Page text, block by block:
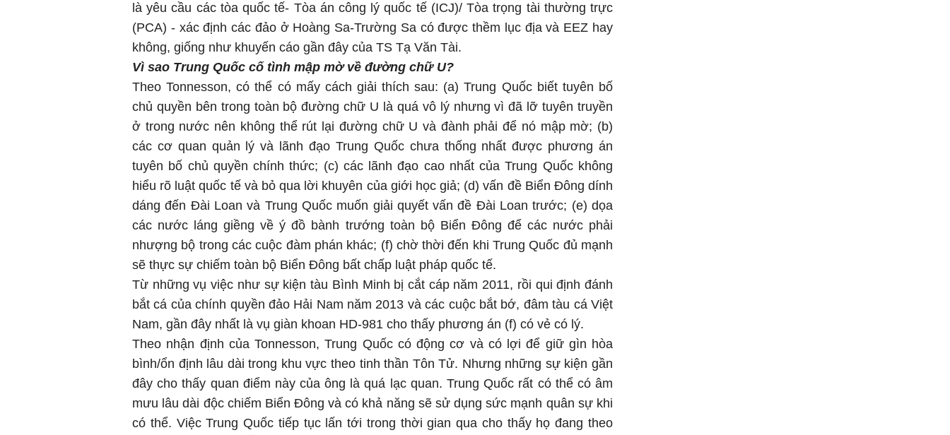
là yêu cầu các tòa quốc tế- Tòa án công lý quốc tế (ICJ)/ Tòa trọng tài thường trực
(PCA) - xác định các đảo ở Hoàng Sa-Trường Sa có được thềm lục địa và EEZ hay
không, giống như khuyến cáo gần đây của TS Tạ Văn Tài.
Vì sao Trung Quốc cố tình mập mờ về đường chữ U?
Theo Tonnesson, có thể có mấy cách giải thích sau: (a) Trung Quốc biết tuyên bố
chủ quyền bên trong toàn bộ đường chữ U là quá vô lý nhưng vì đã lỡ tuyên truyền
ở trong nước nên không thể rút lại đường chữ U và đành phải để nó mập mờ; (b)
các cơ quan quản lý và lãnh đạo Trung Quốc chưa thống nhất được phương án
tuyên bố chủ quyền chính thức; (c) các lãnh đạo cao nhất của Trung Quốc không
hiểu rõ luật quốc tế và bỏ qua lời khuyên của giới học giả; (d) vấn đề Biển Đông dính
dáng đến Đài Loan và Trung Quốc muốn giải quyết vấn đề Đài Loan trước; (e) dọa
các nước láng giềng về ý đồ bành trướng toàn bộ Biển Đông để các nước phải
nhượng bộ trong các cuộc đàm phán khác; (f) chờ thời đến khi Trung Quốc đủ mạnh
sẽ thực sự chiếm toàn bộ Biển Đông bất chấp luật pháp quốc tế.
Từ những vụ việc như sự kiện tàu Bình Minh bị cắt cáp năm 2011, rồi qui định đánh
bắt cá của chính quyền đảo Hải Nam năm 2013 và các cuộc bắt bớ, đâm tàu cá Việt
Nam, gần đây nhất là vụ giàn khoan HD-981 cho thấy phương án (f) có vẻ có lý.
Theo nhận định của Tonnesson, Trung Quốc có động cơ và có lợi để giữ gìn hòa
bình/ổn định lâu dài trong khu vực theo tinh thần Tôn Tử. Nhưng những sự kiện gần
đây cho thấy quan điểm này của ông là quá lạc quan. Trung Quốc rất có thể có âm
mưu lâu dài độc chiếm Biển Đông và có khả năng sẽ sử dụng sức mạnh quân sự khi
có thể. Việc Trung Quốc tiếp tục lấn tới trong thời gian qua cho thấy họ đang theo